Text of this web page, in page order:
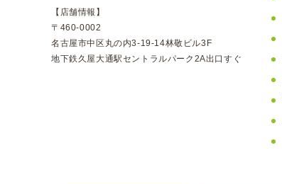
【店舗情報】
〒460-0002
名古屋市中区丸の内3-19-14林敬ビル3F
地下鉄久屋大通駅セントラルパーク2A出口すぐ